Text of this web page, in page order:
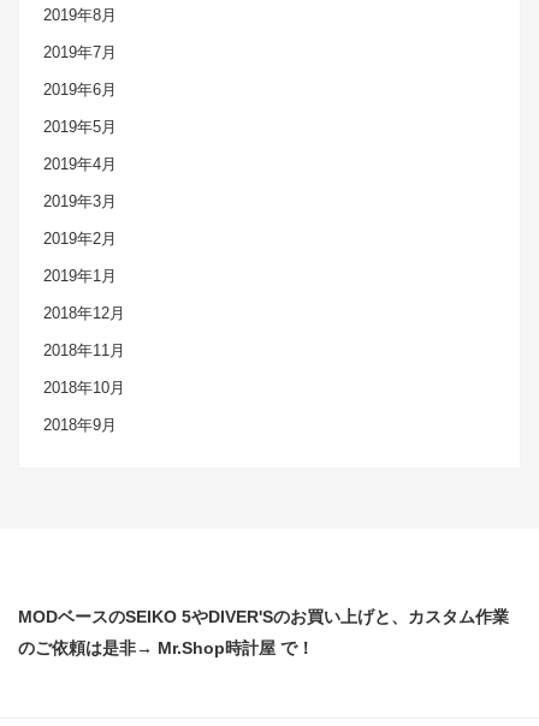
2019年8月
2019年7月
2019年6月
2019年5月
2019年4月
2019年3月
2019年2月
2019年1月
2018年12月
2018年11月
2018年10月
2018年9月
MODベースのSEIKO 5やDIVER'Sのお買い上げと、カスタム作業
のご依頼は是非→ Mr.Shop時計屋 で！